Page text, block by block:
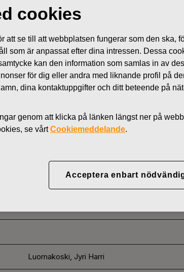
om
transaktioner
Luomakoski, Jyri Harri
cookies
att se till att webbplatsen fungerar som den ska,
som är anpassat efter dina intressen. Dessa
kan den information som samlas in av
för dig eller andra med liknande profil på
dina kontaktuppgifter och ditt beteende på
genom att klicka på länken längst ner på
se vårtCookiemeddelande.
Acceptera enbart